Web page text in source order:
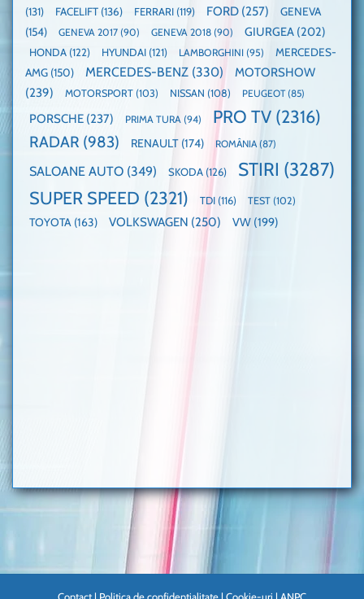
(131)
FACELIFT (136) FERRARI (119) FORD (257)
GENEVA
(154)
GENEVA 2017 (90) GENEVA 2018 (90) GIURGEA (202)
HONDA (122) HYUNDAI (121) LAMBORGHINI (95)
MERCEDES-
AMG (150) MERCEDES-BENZ (330)
MOTORSHOW
(239)
MOTORSPORT (103) NISSAN (108) PEUGEOT(85)
PORSCHE (237) PRIMA TURA (94) PRO TV (2316)
RADAR (983) RENAULT (174) ROMÂNIA(87)
SALOANE AUTO (349) SKODA (126) STIRI (3287)
SUPER SPEED (2321) TDI (116) TEST (102)
TOYOTA (163) VOLKSWAGEN (250) VW (199)